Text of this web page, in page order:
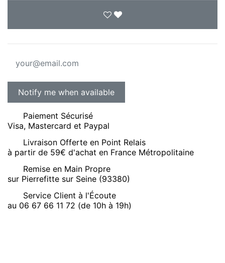
Paiement Sécurisé
Visa, Mastercard et Paypal
Livraison Offerte en Point Relais
à partir de 59€ d'achat en France Métropolitaine
Remise en Main Propre
sur Pierrefitte sur Seine (93380)
Service Client à l'Écoute
au 06 67 66 11 72 (de 10h à 19h)